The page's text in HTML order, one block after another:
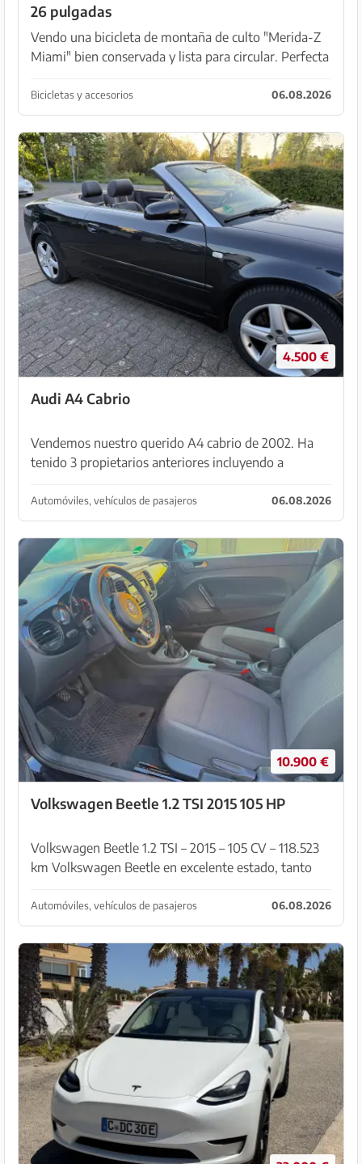
26 pulgadas
Vendo una bicicleta de montaña de culto "Merida-Z
Miami" bien conservada y lista para circular. Perfecta
pistas de grava ligeras. Modelo: Merida-Z Mi...
Bicicletas y accesorios 06.08.2026
4.500 €
Audi A4 Cabrio
Vendemos nuestro querido A4 cabrio de 2002. Ha
tenido 3 propietarios anteriores incluyendo a
se ha renovado con el tiempo y está en muy buen
est...
Automóviles, vehículos de pasajeros 06.08.2026
10.900 €
Volkswagen Beetle 1.2 TSI 2015 105 HP
Volkswagen Beetle 1.2 TSI – 2015 – 105 CV – 118.523
km Volkswagen Beetle en excelente estado, tanto
matrículas alemanas y listo para conducir.
Automóviles, vehículos de pasajeros 06.08.2026